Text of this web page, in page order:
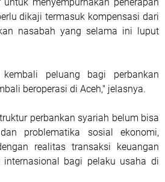
dikaji termasuk kompensasi dari
nasabah yang selama ini luput
kembali peluang bagi perbankan
beroperasi di Aceh," jelasnya.
perbankan syariah belum bisa
problematika sosial ekonomi,
realitas transaksi keuangan
bagi pelaku usaha di